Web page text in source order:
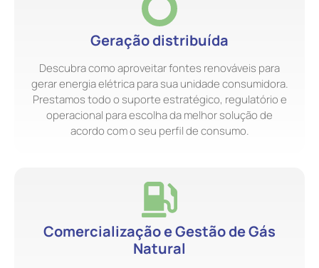
Geração distribuída
Descubra como aproveitar fontes renováveis para
gerar energia elétrica para sua unidade consumidora.
Prestamos todo o suporte estratégico, regulatório e
operacional para escolha da melhor solução de
acordo com o seu perfil de consumo.
Comercialização e Gestão de Gás
Natural